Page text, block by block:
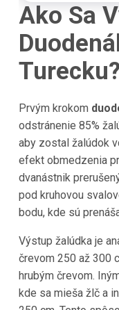
Ako Sa
Turecku?
Prvým krokom
odstránenie 85%
aby zostal žalúdok
efekt obmedzenia
dvanástnik
pod kruhovou
bodu, kde sú
Výstup žalúdka je
črevom 250 až 300
hrubým črevom.
kde sa mieša žlč a